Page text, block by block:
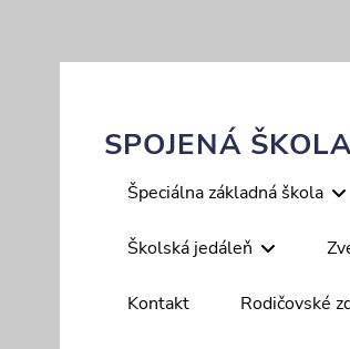
contentSPOJENÁ
Primary
Špeciálna základná škola
Školská jedáleň
Kontakt Rodičovské